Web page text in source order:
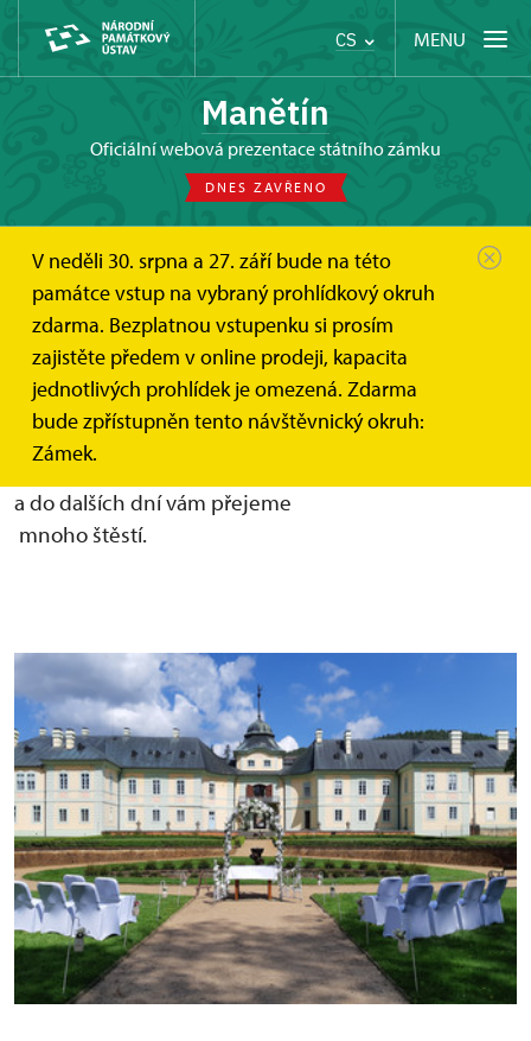
CS MENU
Manětín
oficiální webová prezentace státního zámku
DNES ZAVŘENO
V neděli 30. srpna a 27. září bude na této
památce vstup na vybraný prohlídkový okruh
zdarma. Bezplatnou vstupenku si prosím
zajistěte předem v online prodeji, kapacita
jednotlivých prohlídek je omezená. Zdarma
bude zpřístupněn tento návštěvnický okruh:
Zámek.
Manětín Svatba v Manětíně
Svatba na zámku Manětín
Vážení a milí snoubenci. Děkujeme vám, že jste si pro
svoji svatbu vybrali právě zámek Manětín. Uděláme
vše pro to, aby pro vás byl tento den jen plný radosti
a do dalších dní vám přejeme
mnoho štěstí.